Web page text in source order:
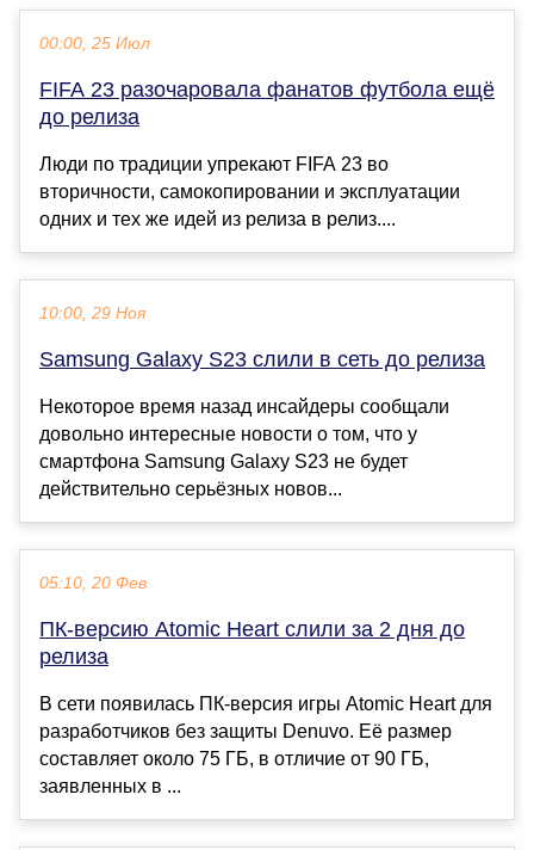
00:00, 25 Июл
FIFA 23 разочаровала фанатов футбола ещё
до релиза
Люди по традиции упрекают FIFA 23 во
вторичности, самокопировании и эксплуатации
одних и тех же идей из релиза в релиз....
10:00, 29 Ноя
Samsung Galaxy S23 слили в сеть до релиза
Некоторое время назад инсайдеры сообщали
довольно интересные новости о том, что у
смартфона Samsung Galaxy S23 не будет
действительно серьёзных новов...
05:10, 20 Фев
ПК-версию Atomic Heart слили за 2 дня до
релиза
В сети появилась ПК-версия игры Atomic Heart для
разработчиков без защиты Denuvo. Её размер
составляет около 75 ГБ, в отличие от 90 ГБ,
заявленных в ...